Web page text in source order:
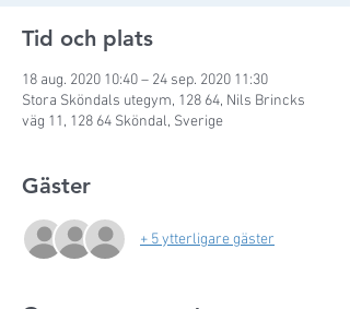
Tid och plats
18 aug. 2020 10:40 – 24 sep. 2020 11:30
Stora Sköndals utegym, 128 64, Nils Brincks
väg 11, 128 64 Sköndal, Sverige
Gäster
+ 5 ytterligare gäster